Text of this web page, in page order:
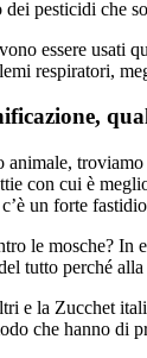
pesticidi che
essere
respiratori,
con cui è
un forte
le mosche?
tutto perché
e la Zucchet
che hanno di